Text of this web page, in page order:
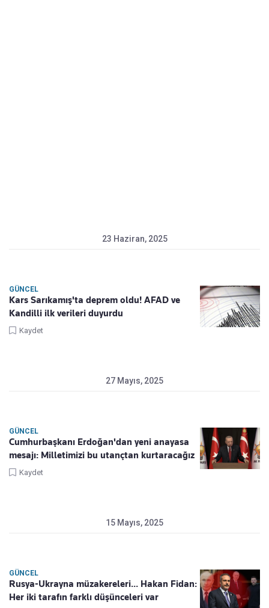
23 Haziran, 2025
GÜNCEL
Kars Sarıkamış'ta deprem oldu! AFAD ve
Kandilli ilk verileri duyurdu
Kaydet
27 Mayıs, 2025
GÜNCEL
Cumhurbaşkanı Erdoğan'dan yeni anayasa
mesajı: Milletimizi bu utançtan kurtaracağız
Kaydet
15 Mayıs, 2025
GÜNCEL
Rusya-Ukrayna müzakereleri... Hakan Fidan:
Her iki tarafın farklı düşünceleri var